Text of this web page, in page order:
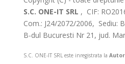
S.C. ONE-IT SRL , CIF:
Com.: J24/2072/2006, Sediu:
B-dul Bucuresti Nr 21, jud.
S.C. ONE-IT SRL este inregistrata la